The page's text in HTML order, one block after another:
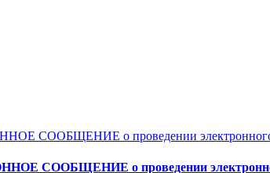
СООБЩЕНИЕ о проведении электронного
СООБЩЕНИЕ о проведении электронного